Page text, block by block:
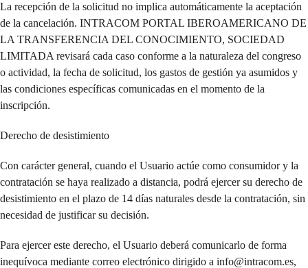
La recepción de la solicitud no implica automáticamente la aceptación
de la cancelación. INTRACOM PORTAL IBEROAMERICANO DE
LA TRANSFERENCIA DEL CONOCIMIENTO, SOCIEDAD
LIMITADA revisará cada caso conforme a la naturaleza del congreso
o actividad, la fecha de solicitud, los gastos de gestión ya asumidos y
las condiciones específicas comunicadas en el momento de la
inscripción.
Derecho de desistimiento
Con carácter general, cuando el Usuario actúe como consumidor y la
contratación se haya realizado a distancia, podrá ejercer su derecho de
desistimiento en el plazo de 14 días naturales desde la contratación, sin
necesidad de justificar su decisión.
Para ejercer este derecho, el Usuario deberá comunicarlo de forma
inequívoca mediante correo electrónico dirigido a info@intracom.es,